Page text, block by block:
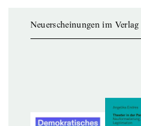
Neuerscheinungen im Verlag